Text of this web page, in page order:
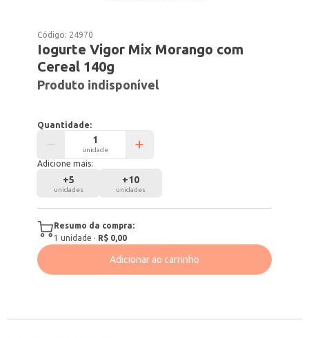
Código: 24970
Iogurte Vigor Mix Morango com
Cereal 140g
Produto indisponível
Quantidade:
unidade
Adicione mais:
+5
unidades
+10
unidades
Resumo da compra:
1 unidade · R$ 0,00
Adicionar ao carrinho